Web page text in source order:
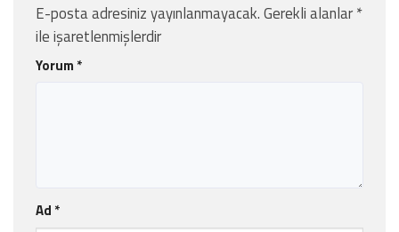
E-posta adresiniz yayınlanmayacak.Gerekli alanlar*
ile işaretlenmişlerdir
Yorum *
Ad *